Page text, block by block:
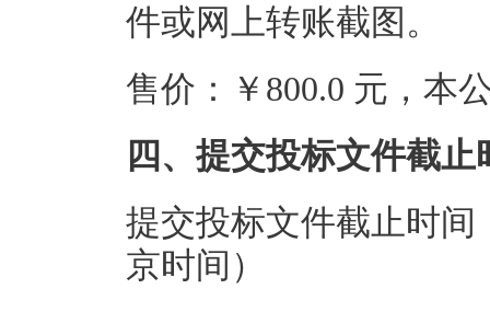
件或网上转账截图。
售价：￥800.0 元，本
四、提交投标文件截
提交投标文件截止时间
京时间）